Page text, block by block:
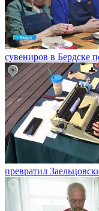
сувениров в Бердске
превратил